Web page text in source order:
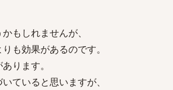
もしれませんが、
も効果があるのです。
ります。
ていると思いますが、